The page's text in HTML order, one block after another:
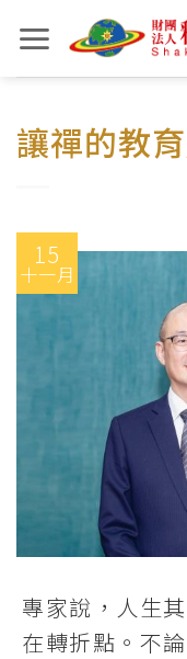
to
content
讓禪的教
15
十一月
專家說，人生
在轉折點。不